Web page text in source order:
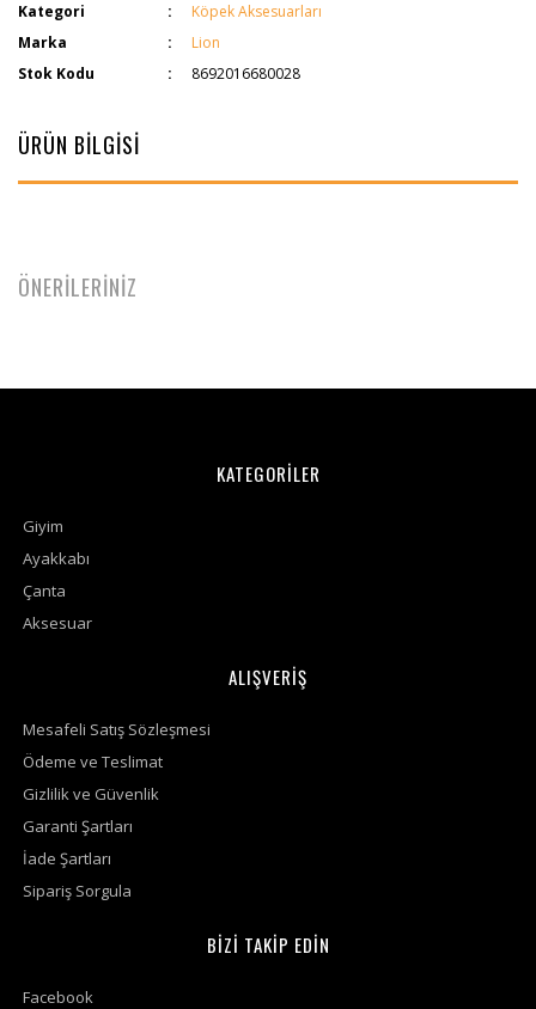
Kategori
Köpek Aksesuarları
Marka
Lion
Stok Kodu
8692016680028
ÜRÜN BİLGİSİ
ÖNERİLERİNİZ
KATEGORİLER
Giyim
Ayakkabı
Çanta
Aksesuar
ALIŞVERİŞ
Mesafeli Satış Sözleşmesi
Ödeme ve Teslimat
Gizlilik ve Güvenlik
Garanti Şartları
İade Şartları
Sipariş Sorgula
BİZİ TAKİP EDİN
Facebook